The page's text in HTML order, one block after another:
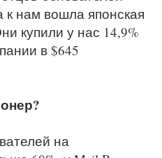
к нам вошла японская
купили у нас 14,9%
в $645
на